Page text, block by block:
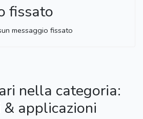
fissato
messaggio fissato
nella categoria:
& applicazioni